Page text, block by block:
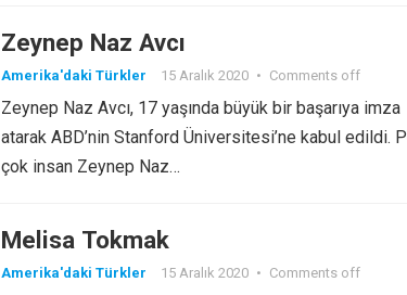
Zeynep Naz Avcı
Amerika'daki Türkler 15 Aralık 2020 • Comments off
Zeynep Naz Avcı, 17 yaşında büyük bir başarıya imza
atarak ABD’nin Stanford Üniversitesi’ne kabul edildi.
çok insan Zeynep Naz…
Melisa Tokmak
Amerika'daki Türkler 15 Aralık 2020 • Comments off